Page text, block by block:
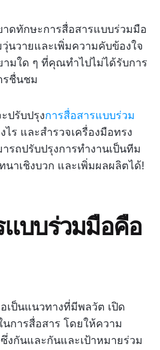
ดทักษะการสื่อสารแบบร่วมมือ
นวายและเพิ่มความคับข้องใจ
มใด ๆ ที่คุณทำไปไม่ได้รับการ
รชื่นชม
ปรับปรุงการสื่อสารแบบร่วม
ไร และสำรวจเครื่องมือทรง
รถปรับปรุงการทำงานเป็นทีม
นาเชิงบวก และเพิ่มผลผลิตได้!
แบบร่วมมือคือ
เป็นแนวทางที่มีพลวัต เปิด
การสื่อสาร โดยให้ความ
งกันและกันและเป้าหมายร่วม